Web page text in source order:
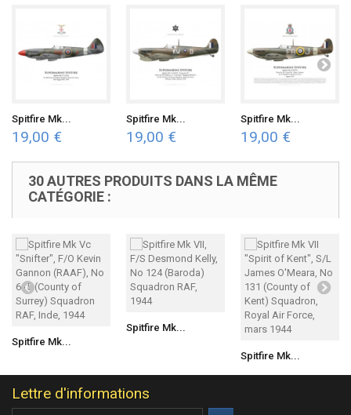
Spitfire Mk...
19,00 €
Spitfire Mk...
19,00 €
Spitfire Mk...
19,00 €
30 AUTRES PRODUITS DANS LA MÊME
CATÉGORIE :
Spitfire Mk...
Spitfire Mk...
Spitfire Mk...
Lettre d'informations